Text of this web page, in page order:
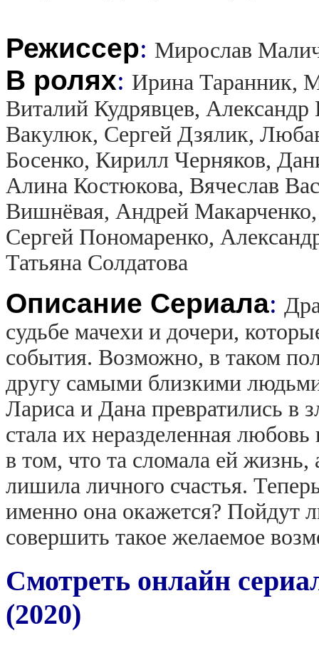
Режиссер: Мирослав
В ролях: Ирина Таранник,
Виталий Кудрявцев,
Вакулюк, Сергей Дзялик,
Босенко, Кирилл Черняков,
Алина Костюкова, Вячеслав
Вишнёвая, Андрей
Сергей Пономаренко,
Татьяна Солдатова
Описание Сериала:
судьбе мачехи и дочери,
события. Возможно, в таком
другу самыми близкими
Лариса и Дана превратились в
стала их неразделенная
в том, что та сломала ей жизнь,
лишила личного счастья.
именно она окажется? Пойдут
совершить такое желаемое
Смотреть онлайн
(2020)